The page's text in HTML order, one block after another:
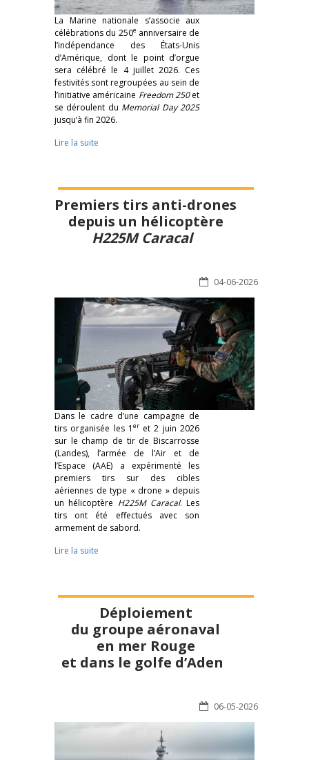
La Marine nationale s’associe aux
célébrations du 250eanniversaire de
l’indépendance des États-Unis
d’Amérique, dont le point d’orgue
sera célébré le 4 juillet 2026. Ces
festivités sont regroupées au sein de
l’initiative américaine Freedom 250et
se déroulent du Memorial Day 2025
jusqu’à fin 2026.
Lire la suite
Premiers tirs anti-drones
depuis un hélicoptère
H225M Caracal
04-06-2026
Dans le cadre d’une campagne de
tirs organisée les 1 eret 2 juin 2026
sur le champ de tir de Biscarrosse
(Landes), l’armée de l’Air et de
l’Espace (AAE) a expérimenté les
premiers tirs sur des cibles
aériennes de type « drone » depuis
un hélicoptère H225M Caracal. Les
tirs ont été effectués avec son
armement de sabord.
Lire la suite
Déploiement
du groupe aéronaval
en mer Rouge
et dans le golfe d’Aden
06-05-2026